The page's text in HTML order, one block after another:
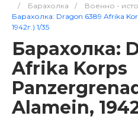
/
Барахолка / Военно -
Барахолка: Dragon 6389 Afrika
1942г.) 1/35
Барахолка:
Afrika Korps
Alamein,